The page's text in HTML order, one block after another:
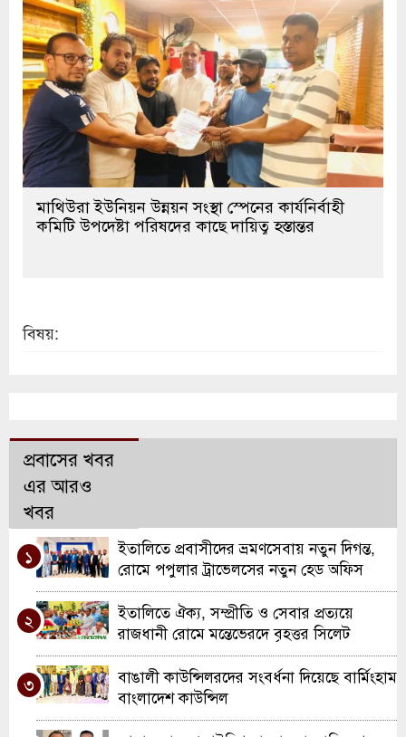
মাথিউরা ইউনিয়ন উন্নয়ন সংস্থা স্পেনের কার্যনির্বাহী
কমিটি উপদেষ্টা পরিষদের কাছে দায়িত্ব হস্তান্তর
বিষয়:
প্রবাসের খবর
এর আরও
খবর
১
ইতালিতে প্রবাসীদের ভ্রমণসেবায় নতুন দিগন্ত,
রোমে পপুলার ট্রাভেলসের নতুন হেড অফিস
উদ্বোধন
২
ইতালিতে ঐক্য, সম্প্রীতি ও সেবার প্রত্যয়ে
রাজধানী রোমে মন্তেভেরদে বৃহত্তর সিলেট
সমিতির যাত্রা
৩
বাঙালী কাউন্সিলরদের সংবর্ধনা দিয়েছে বার্মিংহাম
বাংলাদেশ কাউন্সিল